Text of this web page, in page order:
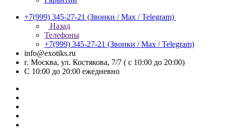
+7(999) 345-27-21 (Звонки / Max / Telegram)
Назад
Телефоны
+7(999) 345-27-21 (Звонки / Max / Telegram)
info@exotiks.ru
г. Москва, ул. Костякова, 7/7 ( с 10:00 до 20:00)
С 10:00 до 20:00 ежедневно